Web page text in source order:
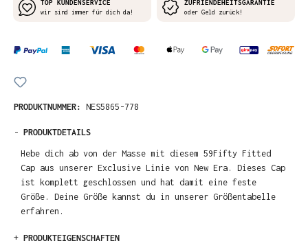
TOP KUNDENSERVICE
wir sind immer für dich da!
ZUFRIENDEHEITSGARANTIE
oder Geld zurück!
PRODUKTNUMMER: NES5865-778
- PRODUKTDETAILS
Hebe dich ab von der Masse mit diesem 59Fifty Fitted
Cap aus unserer Exclusive Linie von New Era. Dieses Cap
ist komplett geschlossen und hat damit eine feste
Größe. Deine Größe kannst du in unserer Größentabelle
erfahren.
+ PRODUKTEIGENSCHAFTEN